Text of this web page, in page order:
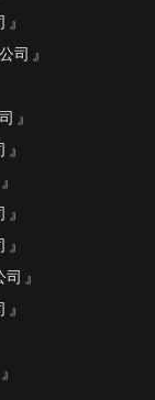
司